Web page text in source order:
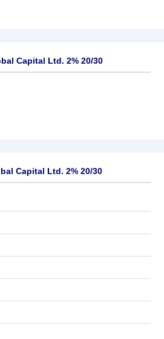
Capital Ltd. 2% 20/30
Capital Ltd. 2% 20/30